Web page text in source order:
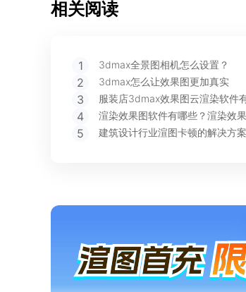
相关阅读
1 3dmax全景图相机怎么设置？
2 3dmax怎么让效果图更加真实
3 服装店3dmax效果图云渲染软件
4 渲染效果图软件有哪些？渲染效
5 建筑设计行业渲图卡顿的解决方